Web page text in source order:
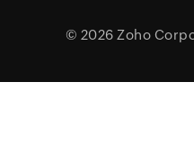
© 2026 Zoho